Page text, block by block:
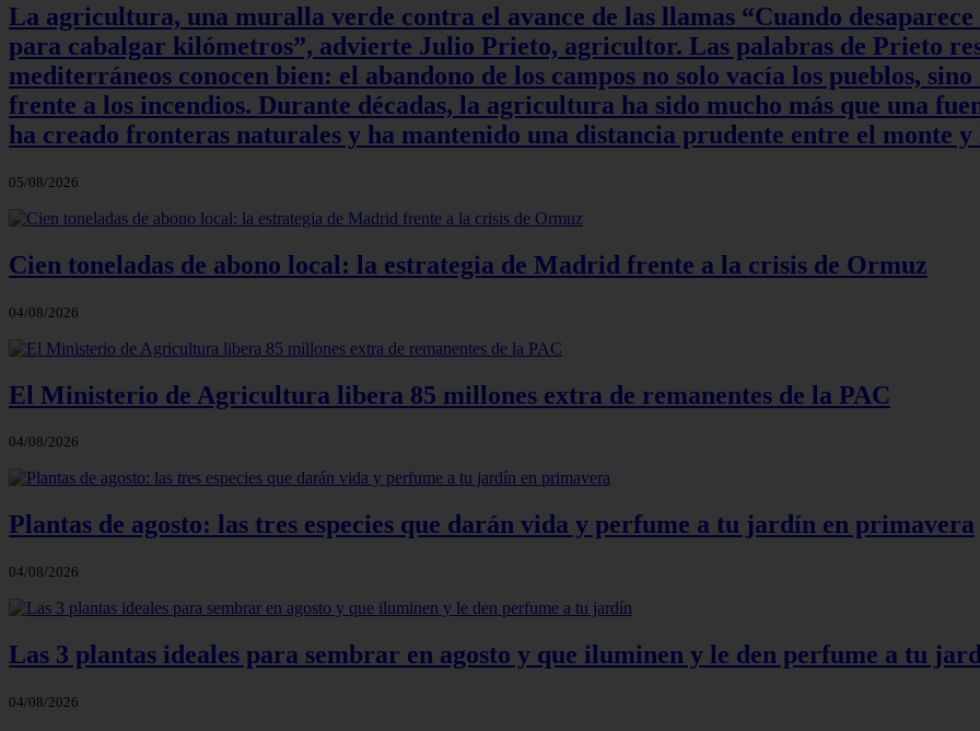
La agricultura, una muralla verde contra el avance de las llamas “Cuando
para cabalgar kilómetros”, advierte Julio Prieto, agricultor. Las palabras de Prieto
mediterráneos conocen bien: el abandono de los campos no solo vacía los pueblos,
frente a los incendios. Durante décadas, la agricultura ha sido mucho más que una
ha creado fronteras naturales y ha mantenido una distancia prudente entre el monte y
05/08/2026
Cien toneladas de abono local: la estrategia de Madrid frente a la crisis de Ormuz
04/08/2026
El Ministerio de Agricultura libera 85 millones extra de remanentes de la PAC
04/08/2026
Plantas de agosto: las tres especies que darán vida y perfume a tu jardín en primavera
04/08/2026
Las 3 plantas ideales para sembrar en agosto y que iluminen y le den perfume a tu
04/08/2026